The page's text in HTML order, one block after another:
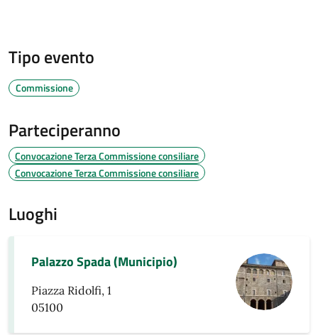
Tipo evento
Commissione
Parteciperanno
Convocazione Terza Commissione consiliare
Convocazione Terza Commissione consiliare
Luoghi
Palazzo Spada (Municipio)
Piazza Ridolfi, 1
05100